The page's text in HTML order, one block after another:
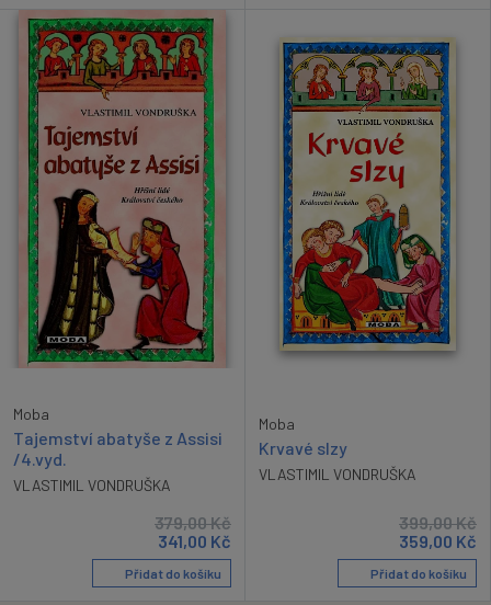
Moba
Tajemství abatyše z Assisi
/4.vyd.
VLASTIMIL VONDRUŠKA
379,00Kč
341,00 Kč
Přidat do košíku
Moba
Krvavé slzy
VLASTIMIL VONDRUŠKA
399,00Kč
359,00 Kč
Přidat do košíku